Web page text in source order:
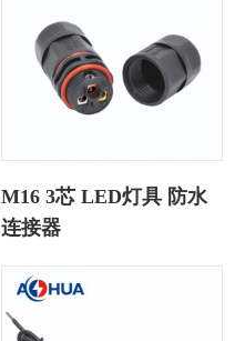
M16 3芯 LED灯具 防水
连接器